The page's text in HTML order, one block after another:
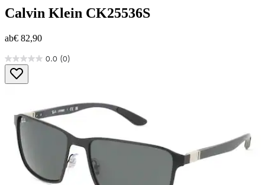
Calvin Klein CK25536S
ab€ 82,90
0.0 (0)
0.0
von
5